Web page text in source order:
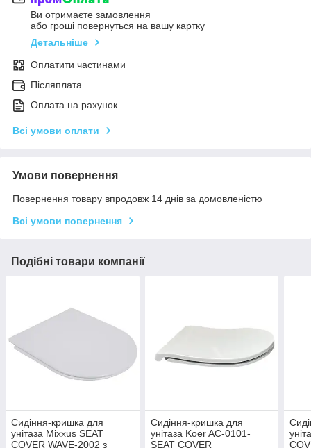
Ви отримаєте замовлення
або гроші повернуться на вашу картку
Детальніше
Оплатити частинами
Післяплата
Оплата на рахунок
Всі умови оплати
Умови повернення
Повернення товару впродовж 14 днів за домовленістю
Всі умови повернення
Подібні товари компанії
Сидіння-кришка для
унітаза Mixxus SEAT
COVER WAVE-2002 з
Сидіння-кришка для
унітаза Koer AC-0101-
SEAT COVER